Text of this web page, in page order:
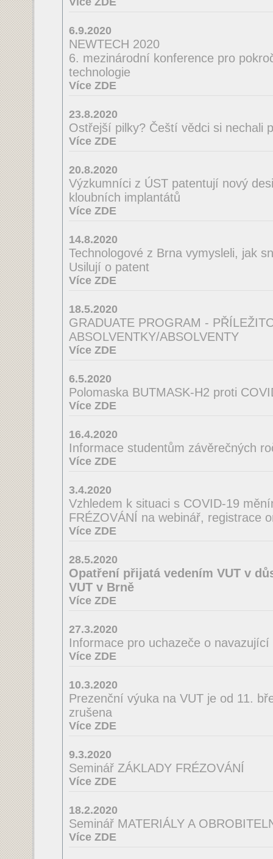
6.9.2020
NEWTECH 2020
6. mezinárodní konference pro
technologie
Více ZDE
23.8.2020
Ostřejší pilky? Čeští vědci si nechali
Více ZDE
20.8.2020
Výzkumníci z ÚST patentují nový
kloubních implantátů
Více ZDE
14.8.2020
Technologové z Brna vymysleli, jak
Usilují o patent
Více ZDE
18.5.2020
GRADUATE PROGRAM -
ABSOLVENTKY/ABSOLVENTY
Více ZDE
6.5.2020
Polomaska BUTMASK-H2 proti
Více ZDE
16.4.2020
Informace studentům závěrečných
Více ZDE
3.4.2020
Vzhledem k situaci s COVID-19
FRÉZOVÁNÍ na webinář, registrace
Více ZDE
28.5.2020
Opatření přijatá vedením VUT v
VUT v Brně
Více ZDE
27.3.2020
Informace pro uchazeče o
Více ZDE
10.3.2020
Prezenční výuka na VUT je od 11.
zrušena
Více ZDE
9.3.2020
Seminář ZÁKLADY FRÉZOVÁNÍ
Více ZDE
18.2.2020
Seminář MATERIÁLY A
Více ZDE